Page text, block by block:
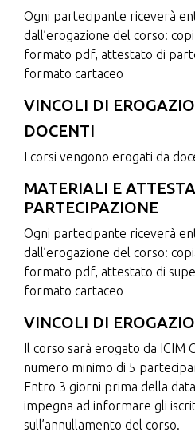
Ogni partecipante riceverà
dall’erogazione del corso:
formato pdf, attestato di
formato cartaceo
VINCOLI DI
DOCENTI
I corsi vengono erogati da
MATERIALI E
PARTECIPAZIONE
Ogni partecipante riceverà
dall’erogazione del corso:
formato pdf, attestato di
formato cartaceo
VINCOLI DI
Il corso sarà erogato da ICIM
numero minimo di 5
Entro 3 giorni prima della
impegna ad informare gli
sull’annullamento del corso.